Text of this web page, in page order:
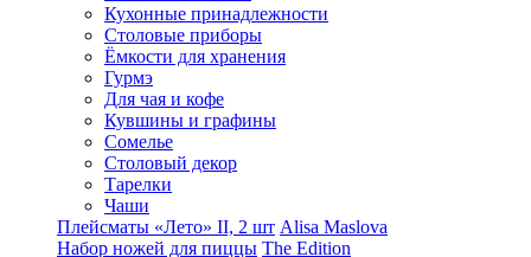
Кухонные принадлежности
Столовые приборы
Ëмкости для хранения
Гурмэ
Для чая и кофе
Кувшины и графины
Сомелье
Столовый декор
Тарелки
Чаши
Плейсматы «Лето» II, 2 шт Alisa Maslova
Набор ножей для пиццы The Edition